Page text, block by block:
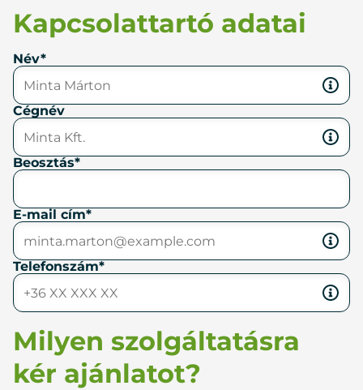
Kapcsolattartó adatai
Név
Cégnév
Beosztás
E-mail cím
Telefonszám
Milyen szolgáltatásra
kér ajánlatot?